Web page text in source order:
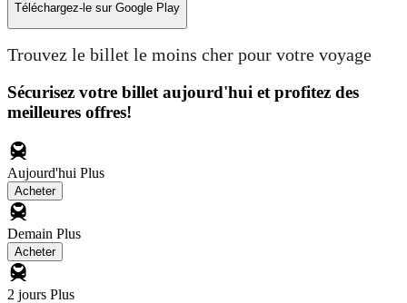
Téléchargez-le sur Google Play
Trouvez le billet le moins cher pour votre voyage
Sécurisez votre billet aujourd'hui et profitez des
meilleures offres!
Aujourd'hui Plus
Acheter
Demain Plus
Acheter
2 jours Plus